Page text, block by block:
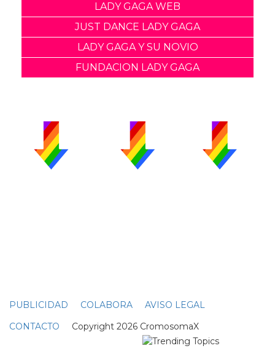
LADY GAGA WEB
JUST DANCE LADY GAGA
LADY GAGA Y SU NOVIO
FUNDACION LADY GAGA
PUBLICIDAD COLABORA
AVISO LEGAL
CONTACTO Copyright 2026 CromosomaX